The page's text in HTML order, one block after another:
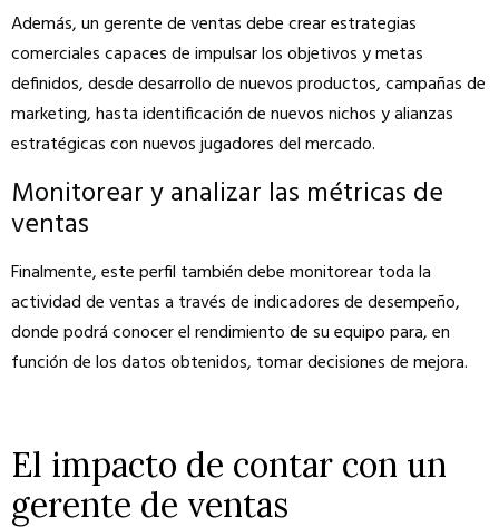
Además, un gerente de ventas debe crear estrategias
comerciales capaces de impulsar los objetivos y metas
definidos, desde desarrollo de nuevos productos, campañas de
marketing, hasta identificación de nuevos nichos y alianzas
estratégicas con nuevos jugadores del mercado.
Monitorear y analizar las métricas de
ventas
Finalmente, este perfil también debe monitorear toda la
actividad de ventas a través de indicadores de desempeño,
donde podrá conocer el rendimiento de su equipo para, en
función de los datos obtenidos, tomar decisiones de mejora.
El impacto de contar con un
gerente de ventas